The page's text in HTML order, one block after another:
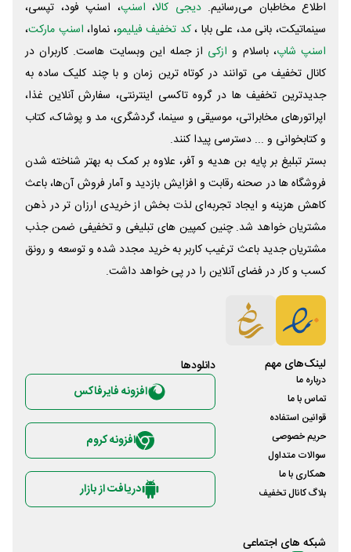
اطلاع مخاطبان می‌رسانیم. دیجی کالا، اسنپ، اسنپ فود، تپسی،
سینماتیکت، بانی مد، علی‌ بابا ،کد تخفیف فیلیمو، نماوا، اسنپ مارکت،
اسنپ شاپ، باسلام و ازکی از جمله این وبسایت ‌هاست. کاربران در
کانال تخفیف می توانند در کوتاه ترین زمان و با چند کلیک ساده به
جدیدترین تخفیف ها در گروه تاکسی اینترنتی، سفارش آنلاین غذا،
اپراتورهای مخابراتی، موسیقی و سینما، گردشگری، مد و پوشاک، کتاب
و کتابخوانی و ... دسترسی پیدا کنند.
بستر تبلیغ بر پایه بن هدیه و آفر، علاوه بر کمک به بهتر شناخته شدن
فروشگاه ها در صحنه رقابت و افزایش بازدید و آمار فروش آن‌ها، باعث
کاهش هزینه و ایجاد تجربه‌ای لذت بخش از خریدی ارزان تر در ذهن
مشتریان خواهد شد. چنین کمپین های تبلیغی و تخفیفی ضمن جذب
مشتریان جدید باعث ترغیب کاربر به خرید مجدد شده و توسعه و رونق
کسب و کار در فضای آنلاین را در پی خواهد داشت.
لینک‌های مهم
درباره ما
تماس با ما
قوانین استفاده
حریم خصوصی
سوالات متداول
همکاری با ما
بلاگ کانال تخفیف
شبکه های اجتماعی
دانلود‌ها
افزونه فایرفاکس
افزونه کروم
دریافت از بازار